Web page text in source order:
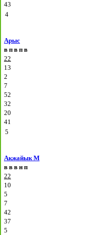
43
4
Арыс
в п в п в
22
13
2
7
52
32
20
41
5
Акжайык М
в в в н п
22
10
5
7
42
37
5